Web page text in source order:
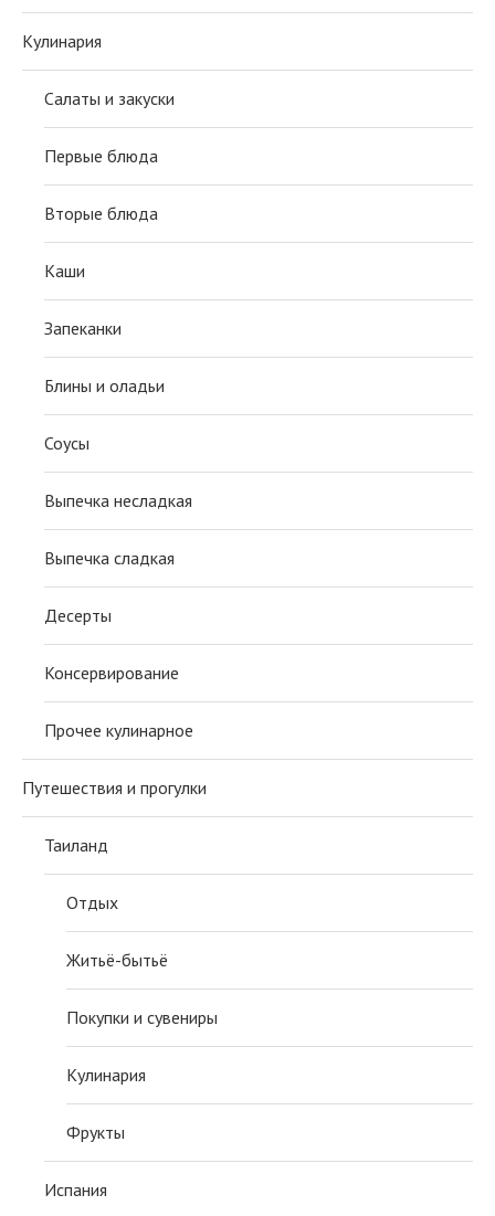
Кулинария
Салаты и закуски
Первые блюда
Вторые блюда
Каши
Запеканки
Блины и оладьи
Соусы
Выпечка несладкая
Выпечка сладкая
Десерты
Консервирование
Прочее кулинарное
Путешествия и прогулки
Таиланд
Отдых
Житьё-бытьё
Покупки и сувениры
Кулинария
Фрукты
Испания